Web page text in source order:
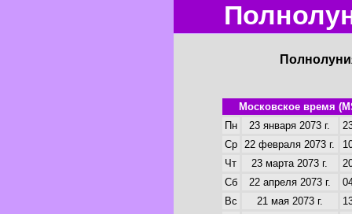
Московское время
Пн
23 января 2073 г.
Ср
22 февраля 2073 г.
Чт
23 марта 2073 г.
Сб
22 апреля 2073 г.
Вс
21 мая 2073 г.